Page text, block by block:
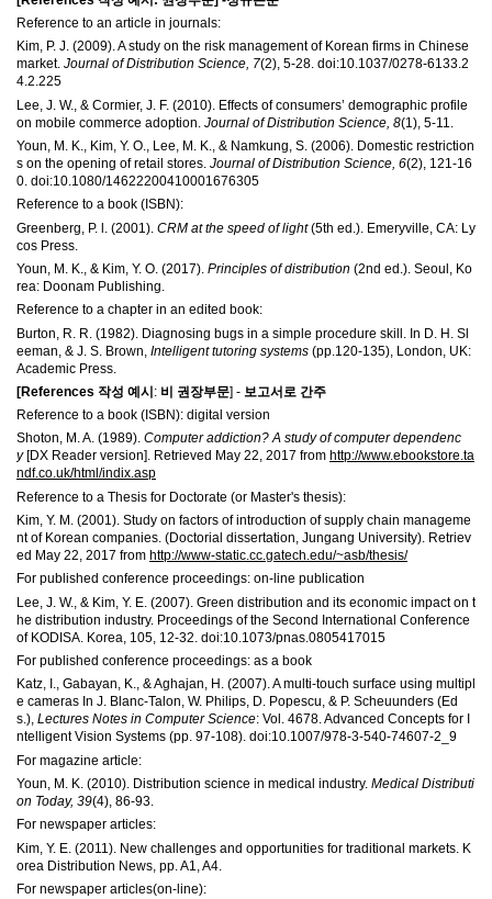
Reference to an article in journals:
Kim, P. J. (2009). A study on the risk management of Korean firms in Chinese
market. Journal of Distribution Science, 7(2), 5-28. doi:10.1037/0278-6133.2
4.2.225
Lee, J. W., & Cormier, J. F. (2010). Effects of consumers’ demographic profile
on mobile commerce adoption. Journal of Distribution Science, 8(1), 5-11.
Youn, M. K., Kim, Y. O., Lee, M. K., & Namkung, S. (2006). Domestic restriction
s on the opening of retail stores. Journal of Distribution Science, 6(2), 121-16
0. doi:10.1080/14622200410001676305
Reference to a book (ISBN):
Greenberg, P. l. (2001). CRM at the speed of light(5th ed.). Emeryville, CA: Ly
cos Press.
Youn, M. K., & Kim, Y. O. (2017). Principles of distribution (2nd ed.). Seoul, Ko
rea: Doonam Publishing.
Reference to a chapter in an edited book:
Burton, R. R. (1982). Diagnosing bugs in a simple procedure skill. In D. H. Sl
eeman, & J. S. Brown, Intelligent tutoring systems (pp.120-135), London, UK:
Academic Press.
[References 작성 예시: 비 권장부문] - 보고서로 간주
Reference to a book (ISBN): digital version
Shoton, M. A. (1989). Computer addiction? A study of computer dependenc
y [DX Reader version]. Retrieved May 22, 2017 from http://www.ebookstore.ta
ndf.co.uk/html/indix.asp
Reference to a Thesis for Doctorate (or Master's thesis):
Kim, Y. M. (2001). Study on factors of introduction of supply chain manageme
nt of Korean companies. (Doctorial dissertation, Jungang University). Retriev
ed May 22, 2017 from http://www-static.cc.gatech.edu/~asb/thesis/
For published conference proceedings: on-line publication
Lee, J. W., & Kim, Y. E. (2007). Green distribution and its economic impact on t
he distribution industry. Proceedings of the Second International Conference
of KODISA. Korea, 105, 12-32. doi:10.1073/pnas.0805417015
For published conference proceedings: as a book
Katz, I., Gabayan, K., & Aghajan, H. (2007). A multi-touch surface using multipl
e cameras In J. Blanc-Talon, W. Philips, D. Popescu, & P. Scheuunders (Ed
s.), Lectures Notes in Computer Science: Vol. 4678. Advanced Concepts for I
ntelligent Vision Systems (pp. 97-108). doi:10.1007/978-3-540-74607-2_9
For magazine article:
Youn, M. K. (2010). Distribution science in medical industry. Medical Distributi
on Today, 39(4), 86-93.
For newspaper articles:
Kim, Y. E. (2011). New challenges and opportunities for traditional markets. K
orea Distribution News, pp. A1, A4.
For newspaper articles(on-line):